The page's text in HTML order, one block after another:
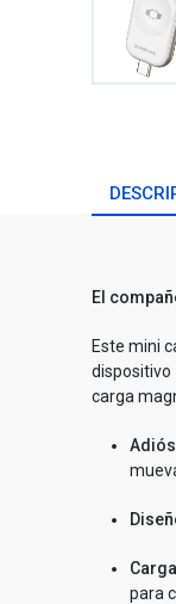
El
Este mini
dispositivo
carga
para